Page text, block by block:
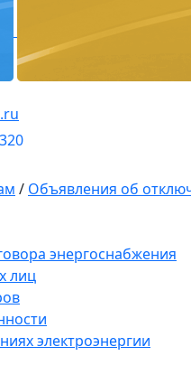
/ Объявления об
энергоснабжения
лиц
электроэнергии